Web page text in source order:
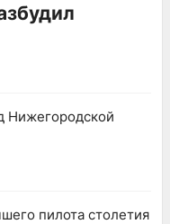
Нижегородской
пилота столетия